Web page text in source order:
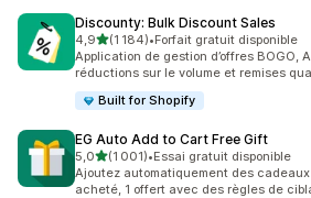
Discounty: Bulk Discount Sales
4,9étoile(s) sur 5
(1 184)
1184 avis au total
•Forfait gratuit disponible
Application de gestion d’offres BOGO,
réductions sur le volume et remises
Built for Shopify
EG Auto Add to Cart Free Gift
5,0étoile(s) sur 5
(1 001)
1001 avis au total
•Essai gratuit disponible
Ajoutez automatiquement des
acheté, 1 offert avec des règles de